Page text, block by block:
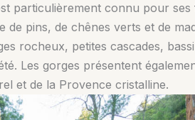
particulièrement connu pour
pins, de chênes verts et de
rocheux, petites cascades,
Les gorges présentent
et de la Provence cristalline.